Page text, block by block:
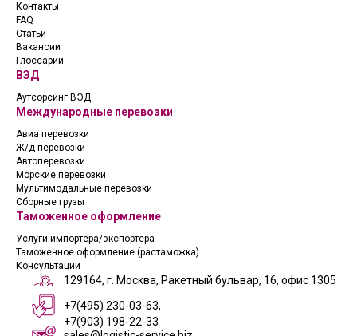
Контакты
FAQ
Статьи
Вакансии
Глоссарий
ВЭД
Аутсорсинг ВЭД
Международные перевозки
Авиа перевозки
Ж/д перевозки
Автоперевозки
Морские перевозки
Мультимодальные перевозки
Сборные грузы
Таможенное оформление
Услуги импортера/экспортера
Таможенное оформление (растаможка)
Консультации
129164, г. Москва, Ракетный бульвар, 16, офис 1305
+7(495) 230-03-63,
+7(903) 198-22-33